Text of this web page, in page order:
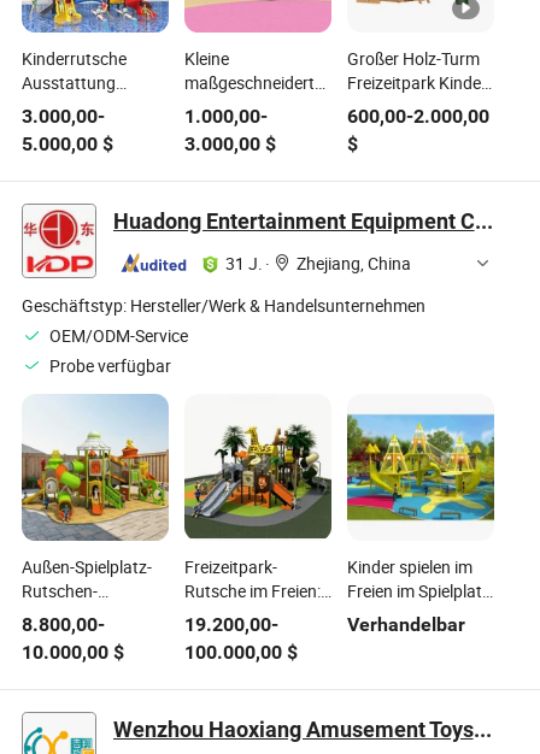
Kinderrutsche
Ausstattung
Außenbereich
Freizeitpark Große
Freizeitgeräte
3.000,00-
5.000,00 $
Kleine
maßgeschneiderte
Kindergarten-
Außerrutsche
Spielgeräte für
Parks und
1.000,00-
3.000,00$
Großer Holz-Turm
Freizeitpark Kinder
Spielgeräte
Außenrutsche
Spielplatz Spielsets
Ausstattung
Einkaufszentrum
600,00-2.000,00
$
Huadong Entertainment Equipment Co., Ltd.
31 J. ·
Zhejiang, China
Geschäftstyp: Hersteller/Werk & Handelsunternehmen
OEM/ODM-Service
Probe verfügbar
Außen-Spielplatz-
Rutschen-
Ausrüstung Kinder
Kunststoff
Freizeitgeräte
8.800,00-
10.000,00 $
Freizeitpark-
Rutsche im Freien:
Tiermotiv für Kinder
19.200,00-
100.000,00$
Kinder spielen im
Freien im Spielplatz,
Sport, Kinder, Sport,
Verhandelbar
Wenzhou Haoxiang Amusement Toys Co., Ltd.